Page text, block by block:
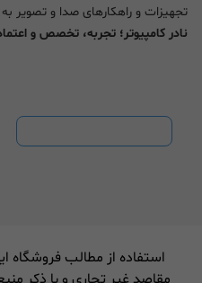
تجهیزات و راهکارهای صدا و تصویر
نادر کامپیوتر؛ تجربه، تخصص و
استفاده از مطالب فروشگاه
مقاصد غیر تجاری و با ذکر